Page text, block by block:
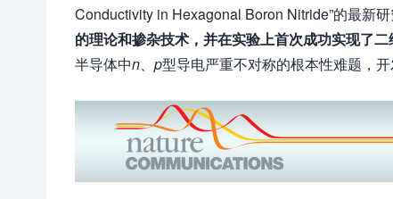
Conductivity in Hexagonal Boron Nitride”的最新
的理论和掺杂技术，并在实验上首次成功实现了
半导体中n、 p型导电严重不对称的根本性难题，